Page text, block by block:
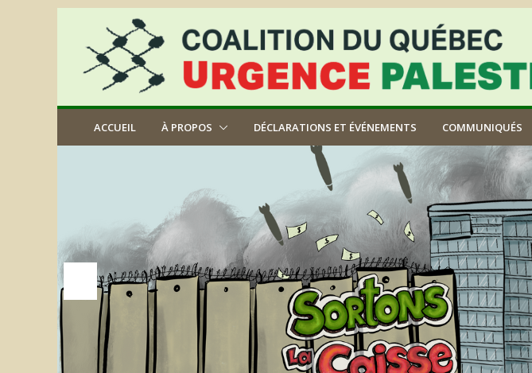
contenu
ACCUEIL À PROPOS DÉCLARATIONS ET ÉVÉNEMENTS COMMUNIQUÉS